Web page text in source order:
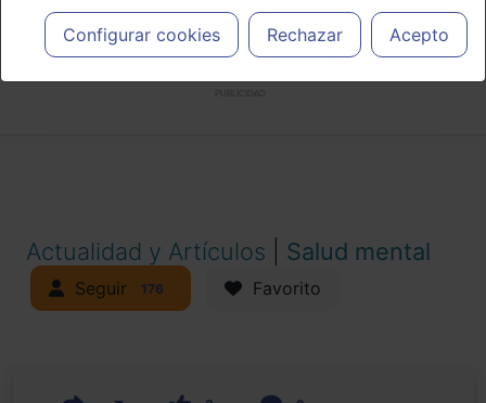
profesionales facultados prescribir medicamentos y decidir, en
cada caso concreto, el tratamiento más adecuado a las
necesidades del paciente.
Configurar cookies Rechazar Acepto
Actualidad y Artículos Salud mental
Seguir 176 Favorito